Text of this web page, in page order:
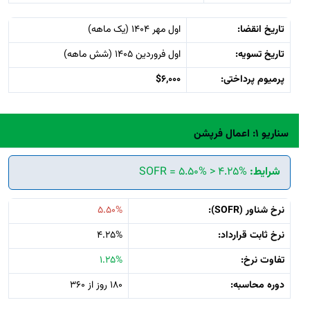
تاریخ انقضا:
اول مهر 1404 (یک ماهه)
تاریخ تسویه:
اول فروردین 1405 (شش ماهه)
پرمیوم پرداختی:
$6,000
سناریو 1: اعمال فرپشن
شرایط:SOFR = 5.50% > 4.25%
نرخ شناور (SOFR):
5.50%
نرخ ثابت قرارداد:
4.25%
تفاوت نرخ:
1.25%
دوره محاسبه:
180 روز از 360